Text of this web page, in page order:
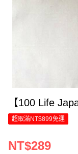
【100 Life
超取滿NT$899免運
NT$289